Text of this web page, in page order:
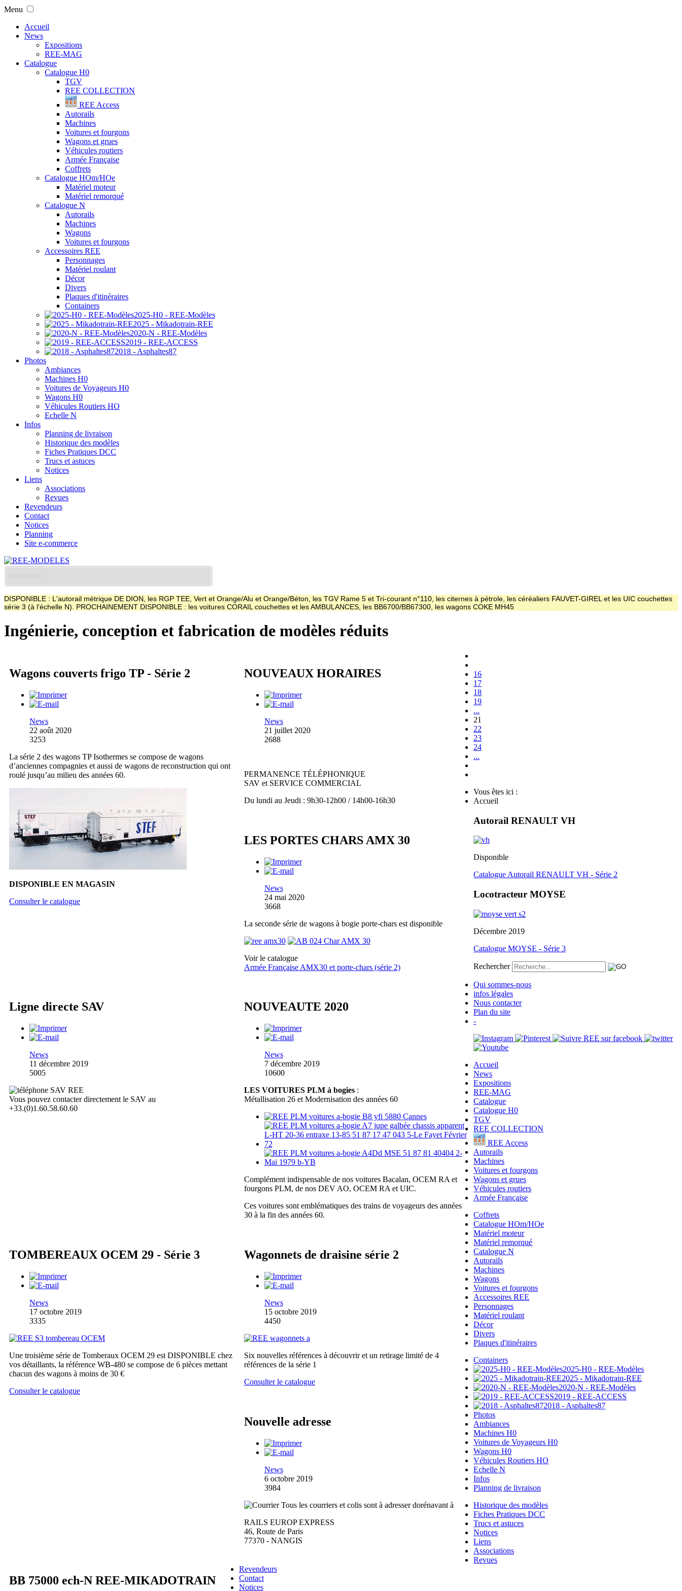
Menu
Accueil
News
Expositions
REE-MAG
Catalogue
Catalogue H0
TGV
REE COLLECTION
REE Access
Autorails
Machines
Voitures et fourgons
Wagons et grues
Véhicules routiers
Armée Française
Coffrets
Catalogue HOm/HOe
Matériel moteur
Matériel remorqué
Catalogue N
Autorails
Machines
Wagons
Voitures et fourgons
Accessoires REE
Personnages
Matériel roulant
Décor
Divers
Plaques d'itinéraires
Containers
2025-H0 - REE-Modèles
2025 - Mikadotrain-REE
2020-N - REE-Modèles
2019 - REE-ACCESS
2018 - Asphaltes87
Photos
Ambiances
Machines H0
Voitures de Voyageurs H0
Wagons H0
Véhicules Routiers HO
Echelle N
Infos
Planning de livraison
Historique des modèles
Fiches Pratiques DCC
Trucs et astuces
Notices
Liens
Associations
Revues
Revendeurs
Contact
Notices
Planning
Site e-commerce
DISPONIBLE : L'autorail métrique DE DION, les RGP TEE, Vert et Orange/Alu et Orange/Béton, les TGV Rame 5 et Tri-courant n°110, les citernes à pétrole, les céréaliers FAUVET-GIREL et les UIC couchettes
série 3 (à l'échelle N). PROCHAINEMENT DISPONIBLE : les voitures CORAIL couchettes et les AMBULANCES, les BB6700/BB67300, les wagons COKE MH45
Ingénierie, conception et fabrication de modèles réduits
Wagons couverts frigo TP - Série 2
News
22 août 2020
3253
La série 2 des wagons TP Isothermes se compose de wagons
d’anciennes compagnies et aussi de wagons de reconstruction qui ont
roulé jusqu’au milieu des années 60.
DISPONIBLE EN MAGASIN
Consulter le catalogue
NOUVEAUX HORAIRES
News
21 juillet 2020
2688
PERMANENCE TÉLÉPHONIQUE
SAV et SERVICE COMMERCIAL
Du lundi au Jeudi : 9h30-12h00 / 14h00-16h30
LES PORTES CHARS AMX 30
News
24 mai 2020
3668
La seconde série de wagons à bogie porte-chars est disponible
Voir le catalogue
Armée Française AMX30 et porte-chars (série 2)
Ligne directe SAV
News
11 décembre 2019
5005
Vous pouvez contacter directement le SAV au
+33.(0)1.60.58.60.60
NOUVEAUTE 2020
News
7 décembre 2019
10600
LES VOITURES PLM à bogies:
Métallisation 26 et Modernisation des années 60
Complément indispensable de nos voitures Bacalan, OCEM RA et
fourgons PLM, de nos DEV AO, OCEM RA et UIC.
Ces voitures sont emblématiques des trains de voyageurs des années
30 à la fin des années 60.
TOMBEREAUX OCEM 29 - Série 3
News
17 octobre 2019
3335
Une troisième série de Tomberaux OCEM 29 est DISPONIBLE chez
vos détaillants, la référence WB-480 se compose de 6 pièces mettant
chacun des wagons à moins de 30 €
Consulter le catalogue
Wagonnets de draisine série 2
News
15 octobre 2019
4450
Six nouvelles références à découvrir et un retirage limité de 4
références de la série 1
Consulter le catalogue
Nouvelle adresse
News
6 octobre 2019
3984
Tous les courriers et colis sont à adresser dorénavant à
RAILS EUROP EXPRESS
46, Route de Paris
77370 - NANGIS
BB 75000 ech-N REE-MIKADOTRAIN
16
17
18
19
...
21
22
23
24
...
Vous êtes ici :
Accueil
Autorail RENAULT VH
Disponible
Catalogue Autorail RENAULT VH - Série 2
Locotracteur MOYSE
Décembre 2019
Catalogue MOYSE - Série 3
Rechercher
Qui sommes-nous
infos légales
Nous contacter
Plan du site
-
Accueil
News
Expositions
REE-MAG
Catalogue
Catalogue H0
TGV
REE COLLECTION
REE Access
Autorails
Machines
Voitures et fourgons
Wagons et grues
Véhicules routiers
Armée Française
Coffrets
Catalogue HOm/HOe
Matériel moteur
Matériel remorqué
Catalogue N
Autorails
Machines
Wagons
Voitures et fourgons
Accessoires REE
Personnages
Matériel roulant
Décor
Divers
Plaques d'itinéraires
Containers
2025-H0 - REE-Modèles
2025 - Mikadotrain-REE
2020-N - REE-Modèles
2019 - REE-ACCESS
2018 - Asphaltes87
Photos
Ambiances
Machines H0
Voitures de Voyageurs H0
Wagons H0
Véhicules Routiers HO
Echelle N
Infos
Planning de livraison
Historique des modèles
Fiches Pratiques DCC
Trucs et astuces
Notices
Liens
Associations
Revues
Revendeurs
Contact
Notices